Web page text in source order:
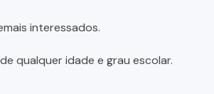
interessados.
qualquer idade e grau escolar.